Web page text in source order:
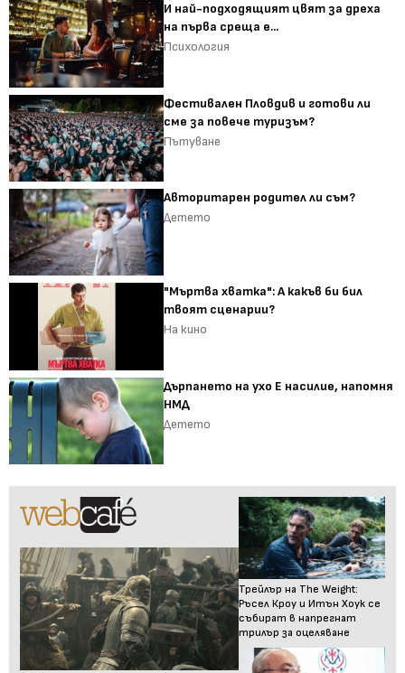
И най-подходящият цвят за дреха
на първа среща е...
Психология
Фестивален Пловдив и готови ли
сме за повече туризъм?
Пътуване
Авторитарен родител ли съм?
Детето
"Мъртва хватка": А какъв би бил
твоят сценарии?
На кино
Дърпането на ухо Е насилие, напомня
НМД
Детето
Трейлър на The Weight:
Ръсел Кроу и Итън Хоук се
събират в напрегнат
трилър за оцеляване